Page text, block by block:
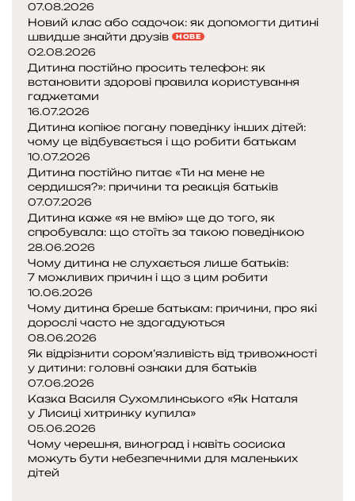
н
а
й
к
р
а
щ
и
х
к
н
и
г
д
л
я
в
е
ч
і
р
н
ь
г
о
ч
и
т
07.08.2026
Новий клас або садочок: як допомогти дитині
швидше знайти друзів
НОВЕ
02.08.2026
Дитина постійно просить телефон: як
встановити здорові правила користування
гаджетами
16.07.2026
Дитина копіює погану поведінку інших дітей:
чому це відбувається і що робити батькам
10.07.2026
Дитина постійно питає «Ти на мене не
сердишся?»: причини та реакція батьків
07.07.2026
Дитина каже «я не вмію» ще до того, як
спробувала: що стоїть за такою поведінкою
28.06.2026
Чому дитина не слухається лише батьків:
7 можливих причин і що з цим робити
10.06.2026
Чому дитина бреше батькам: причини, про які
дорослі часто не здогадуються
08.06.2026
Як відрізнити сором’язливість від тривожності
у дитини: головні ознаки для батьків
07.06.2026
Казка Василя Сухомлинського «Як Наталя
у Лисиці хитринку купила»
05.06.2026
Чому черешня, виноград і навіть сосиска
можуть бути небезпечними для маленьких
дітей